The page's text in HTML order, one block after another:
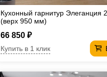
Кухонный гарнитур Элеганция
(верх 950 мм)
66 850 ₽
Купить в 1 клик